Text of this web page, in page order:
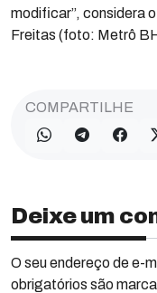
modificar”, considera
Freitas (foto: Metrô
COMPARTILHE
Deixe um
O seu endereço de e-
obrigatórios são